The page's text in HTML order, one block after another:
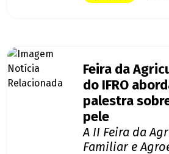
Feira da
do IFRO
palestra
pele
A II Feira da
Familiar e